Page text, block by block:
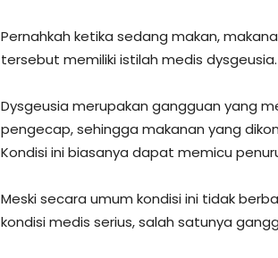
Pernahkah ketika sedang makan,
tersebut memiliki istilah medis dysgeusia.
Dysgeusia merupakan gangguan yang
pengecap, sehingga makanan yang
Kondisi ini biasanya dapat memicu
Meski secara umum kondisi ini tidak
kondisi medis serius, salah satunya